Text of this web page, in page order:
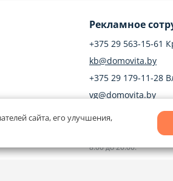
на
Рекламное
+375 29 563-15-61
kb@domovita.by
+375 29 179-11-28
vg@domovita.by
Пишите и звоните
8:00 до 20:00.
сайта, его улучшения,